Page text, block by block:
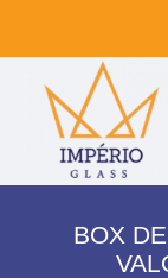
BOX